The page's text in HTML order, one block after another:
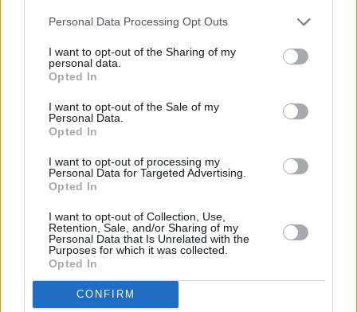
Personal Data Processing Opt Outs
I want to opt-out of the Sharing of my
personal data.
Opted In
I want to opt-out of the Sale of my
Personal Data.
Opted In
I want to opt-out of processing my
Personal Data for Targeted Advertising.
Opted In
I want to opt-out of Collection, Use,
Retention, Sale, and/or Sharing of my
Personal Data that Is Unrelated with the
Purposes for which it was collected.
Opted In
CONFIRM
καταιγίδων που θα συνοδεύονται τοπικά από
κεραυνών, ακόμη και χαλάζι.
Τα φαινόμενα αυτά εμφανίζουν αυξημένες
πιθανότητες να εκδηλωθούν προς τα
βορειοδυτικό Αιγαίο, αλλά και το εσωτερικό
της Πελοποννήσου.
ΠερισσότερεςΕιδήσεις σήμερα
Έρευνα έδειξε σοβαρό κίνδυνο: Πετάξτε
άμεσα αυτά τα κουτάλια από την κουζίνα